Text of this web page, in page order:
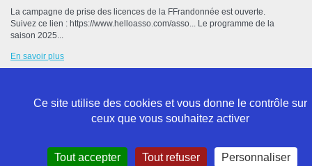
La campagne de prise des licences de la FFrandonnée est ouverte.
Suivez ce lien : https://www.helloasso.com/asso... Le programme de la
saison 2025...
En savoir plus
Politique de confidentialité
Ce site utilise des cookies et vous donne le contrôle sur
ceux que vous souhaitez activer
Tout accepter Tout refuser Personnaliser